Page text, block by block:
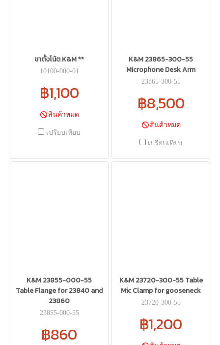
ขาตั้งโน้ต K&M **
10100-000-01
฿1,100
สินค้าหมด
เปรียบเทียบ
K&M 23865-300-55
Microphone Desk Arm
23865-300-55
฿8,500
สินค้าหมด
เปรียบเทียบ
K&M 23855-000-55
Table Flange for 23840 and
23860
23855-000-55
฿860
K&M 23720-300-55 Table
Mic Clamp for gooseneck
23720-300-55
฿1,200